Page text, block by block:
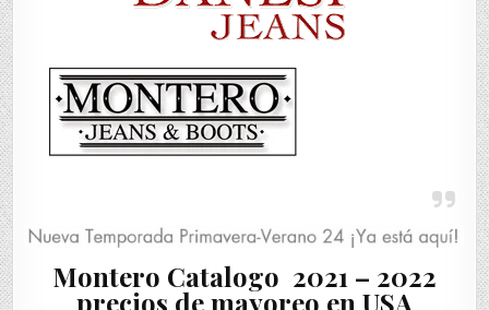
Montero Catalogo 2021 – 2022
precios de mayoreo en USA